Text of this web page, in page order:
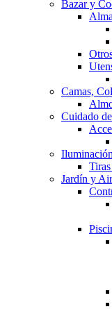
Bazar y
Camas,
Cuidado
Jardín y